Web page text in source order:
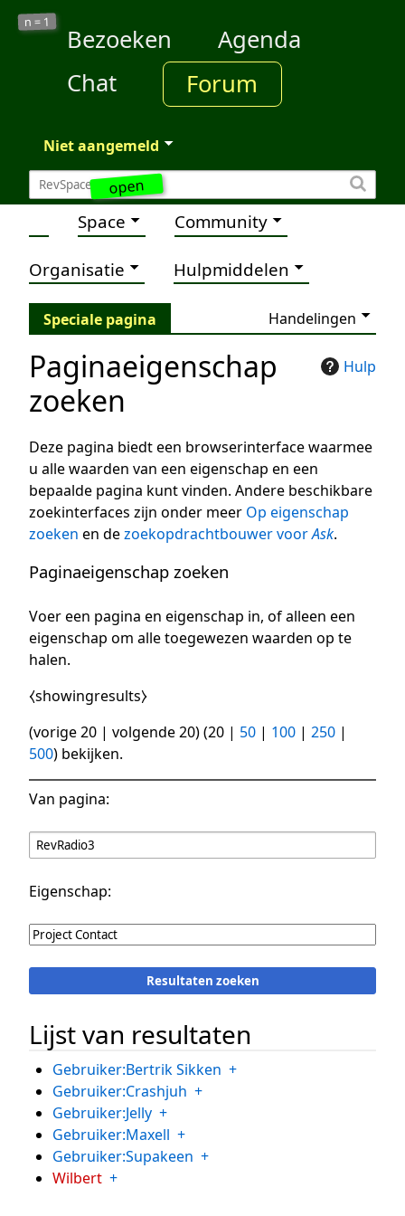
open
n = 1
Bezoeken
Agenda
Chat
Forum
Niet aangemeld
Space Community
Organisatie Hulpmiddelen
Speciale pagina Handelingen
Hulp
Paginaeigenschap
zoeken
Deze pagina biedt een browserinterface waarmee
u alle waarden van een eigenschap en een
bepaalde pagina kunt vinden. Andere beschikbare
zoekinterfaces zijn onder meer Op eigenschap
zoeken en dezoekopdrachtbouwer voorAsk.
Paginaeigenschap zoeken
Voer een pagina en eigenschap in, of alleen een
eigenschap om alle toegewezen waarden op te
halen.
⧼showingresults⧽
(vorige 20 | volgende 20) (20 | 50 | 100 | 250 |
500) bekijken.
Van pagina:
Eigenschap:
Lijst van resultaten
Gebruiker:Bertrik Sikken +
Gebruiker:Crashjuh +
Gebruiker:Jelly +
Gebruiker:Maxell +
Gebruiker:Supakeen +
Wilbert +